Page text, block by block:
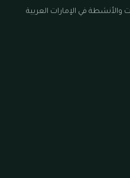
في الإمارات العربية